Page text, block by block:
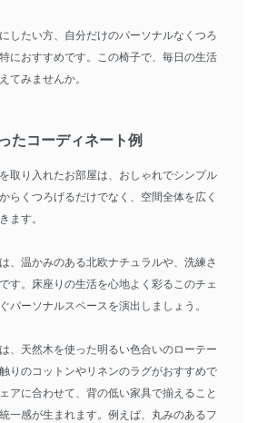
したい方、自分だけのパーソナルなくつろ
におすすめです。この椅子で、毎日の生活
てみませんか。
たコーディネート例
取り入れたお部屋は、おしゃれでシンプル
らくつろげるだけでなく、空間全体を広く
ます。
、温かみのある北欧ナチュラルや、洗練さ
す。床座りの生活を心地よく彩るこのチェ
パーソナルスペースを演出しましょう。
、天然木を使った明るい色合いのローテー
りのコットンやリネンのラグがおすすめで
アに合わせて、背の低い家具で揃えること
一感が生まれます。例えば、丸みのあるフ